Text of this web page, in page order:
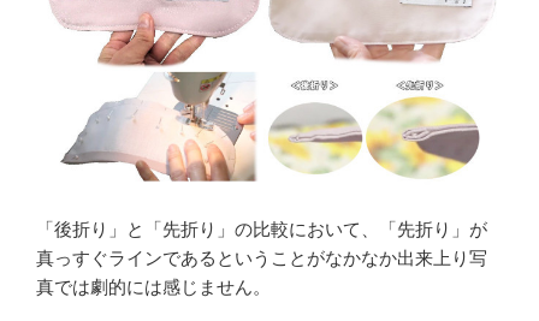
「後折り」と「先折り」の比較において、「先折り」が
真っすぐラインであるということがなかなか出来上り写
真では劇的には感じません。